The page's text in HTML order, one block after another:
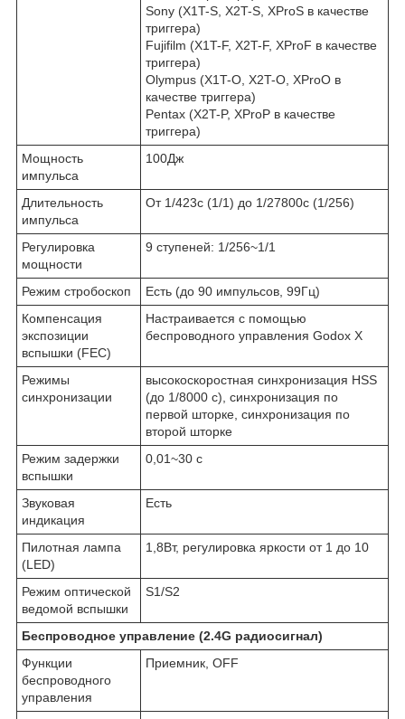
Sony (X1T-S, X2T-S, XProS в качестве
триггера)
Fujifilm (X1T-F, X2T-F, XProF в качестве
триггера)
Olympus (X1T-O, X2T-O, XProO в
качестве триггера)
Pentax (X2T-P, XProP в качестве
триггера)
Мощность
импульса
100Дж
Длительность
импульса
От 1/423c (1/1) до 1/27800c (1/256)
Регулировка
мощности
9 ступеней: 1/256~1/1
Режим стробоскоп
Есть (до 90 импульсов, 99Гц)
Компенсация
экспозиции
вспышки (FEC)
Настраивается с помощью
беспроводного управления Godox X
Режимы
синхронизации
высокоскоростная синхронизация HSS
(до 1/8000 с), синхронизация по
первой шторке, синхронизация по
второй шторке
Режим задержки
вспышки
0,01~30 с
Звуковая
индикация
Есть
Пилотная лампа
(LED)
1,8Вт, регулировка яркости от 1 до 10
Режим оптической
ведомой вспышки
S1/S2
Беспроводное управление (2.4G радиосигнал)
Функции
беспроводного
управления
Приемник, OFF